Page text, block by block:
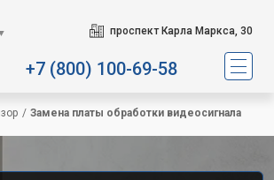
проспект Карла Маркса, 30
+7 (800) 100-69-58
/ Замена платы обработки видеосигнала